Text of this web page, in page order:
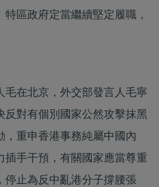
區政府定當繼續堅定履職，
毛在北京，外交部發言人毛寧
反對有個別國家公然攻擊抹黑
，重申香港事務純屬中國內
插手干預，有關國家應當尊重
停止為反中亂港分子撐腰張